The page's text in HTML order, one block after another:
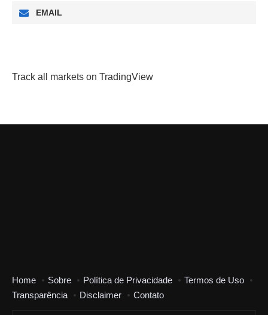
EMAIL
Track all markets on TradingView
Home Sobre Política de Privacidade
Termos de Uso
Transparência
Disclaimer Contato